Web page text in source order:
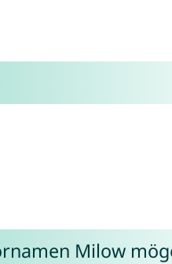
Milow